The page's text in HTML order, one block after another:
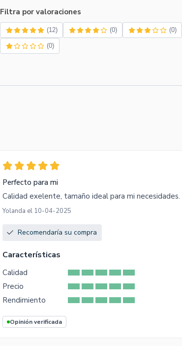
Filtra por valoraciones
(12) (0) (0)
(0)
Perfecto para mi
Calidad exelente, tamaño ideal para mi necesidades.
Yolanda el 10-04-2025
Recomendaría su compra
Características
Calidad
Precio
Rendimiento
Opinión verificada